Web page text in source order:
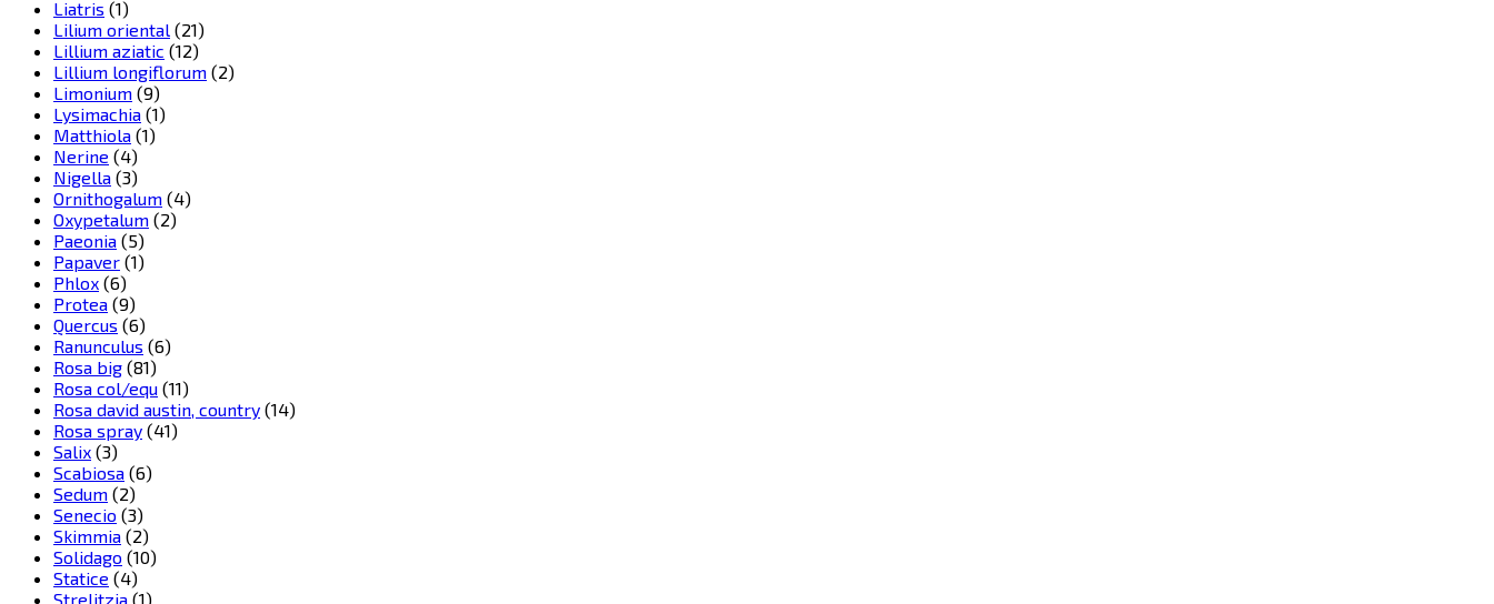
Liatris (1)
Lilium oriental (21)
Lillium aziatic (12)
Lillium longiflorum (2)
Limonium (9)
Lysimachia (1)
Matthiola (1)
Nerine (4)
Nigella (3)
Ornithogalum (4)
Oxypetalum (2)
Paeonia (5)
Papaver (1)
Phlox (6)
Protea (9)
Quercus (6)
Ranunculus (6)
Rosa big (81)
Rosa col/equ (11)
Rosa david austin, country (14)
Rosa spray (41)
Salix (3)
Scabiosa (6)
Sedum (2)
Senecio (3)
Skimmia (2)
Solidago (10)
Statice (4)
Strelitzia (1)